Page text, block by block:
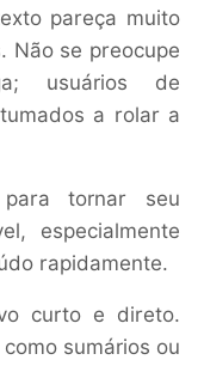
pareça muito
Não se preocupe
usuários de
a rolar a
tornar seu
especialmente
rapidamente.
curto e direto.
sumários ou